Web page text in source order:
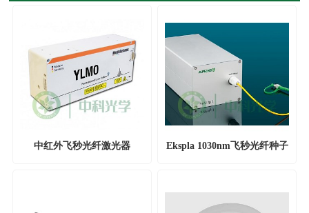
中红外飞秒光纤激光器
Ekspla 1030nm飞秒光纤种子